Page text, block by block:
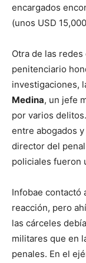
encargados
(unos USD
Otra de las
penitenciario
investigaciones,
Medina, un jefe
por varios
entre abogados
director del
policiales fueron
Infobae contactó
reacción, pero
las cárceles
militares que en
penales. En el